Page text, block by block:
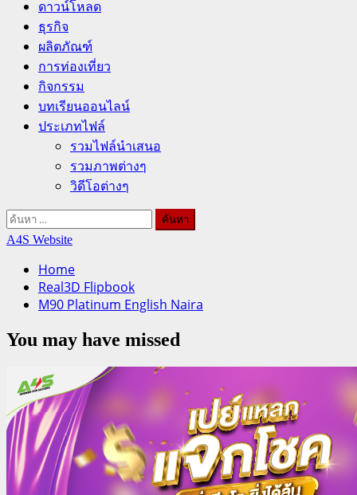
ดาวน์โหลด
ธุรกิจ
ผลิตภัณฑ์
การท่องเที่ยว
กิจกรรม
บทเรียนออนไลน์
ประเภทไฟล์
รวมไฟล์นำเสนอ
รวมภาพต่างๆ
วิดีโอต่างๆ
ค้นหา
สำหรับ:
A4S Website
Home
Real3D Flipbook
M90 Platinum English Naira
You may have missed